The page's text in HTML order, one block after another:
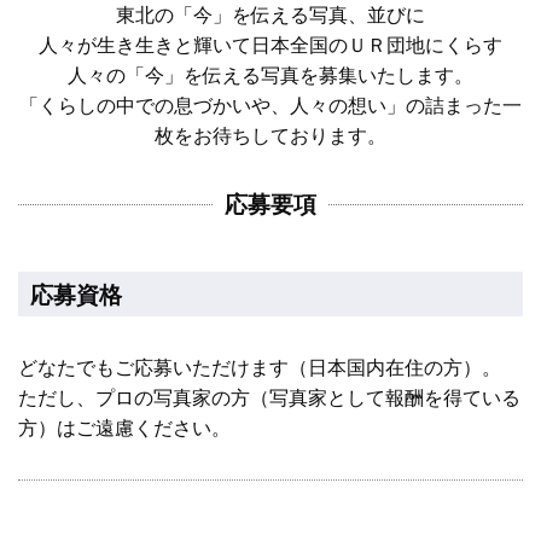
東北の「今」を伝える写真、並びに
人々が生き生きと輝いて日本全国のＵＲ団地にくらす
人々の「今」を伝える写真を募集いたします。
「くらしの中での息づかいや、人々の想い」の詰まった一
枚をお待ちしております。
応募要項
応募資格
どなたでもご応募いただけます（日本国内在住の方）。
ただし、プロの写真家の方（写真家として報酬を得ている
方）はご遠慮ください。